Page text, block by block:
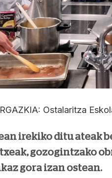
Ostalaritza
irekiko ditu ateak
gozogintzako
gora izan ostean.